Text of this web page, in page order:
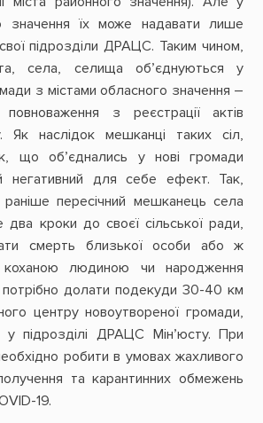
значення їх може надавати лише
підрозділи ДРАЦС. Таким чином,
села, селища об’єднуються у
з містами обласного значення –
з реєстрації актів
Як наслідок мешканці таких сіл,
що об’єднались у нові громади
негативний для себе ефект. Так,
пересічний мешканець села
кроки до своєї сільської ради,
смерть близької особи або ж
людиною чи народження
долати подекуди 30-40 км
центру новоутвореної громади,
підрозділі ДРАЦС Мін’юсту. При
робити в умовах жахливого
та карантинних обмежень
19.